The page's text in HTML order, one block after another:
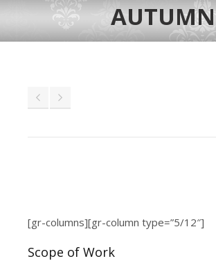
AUTUMN
[gr-columns][gr-column type=”5/12″]
Scope of Work